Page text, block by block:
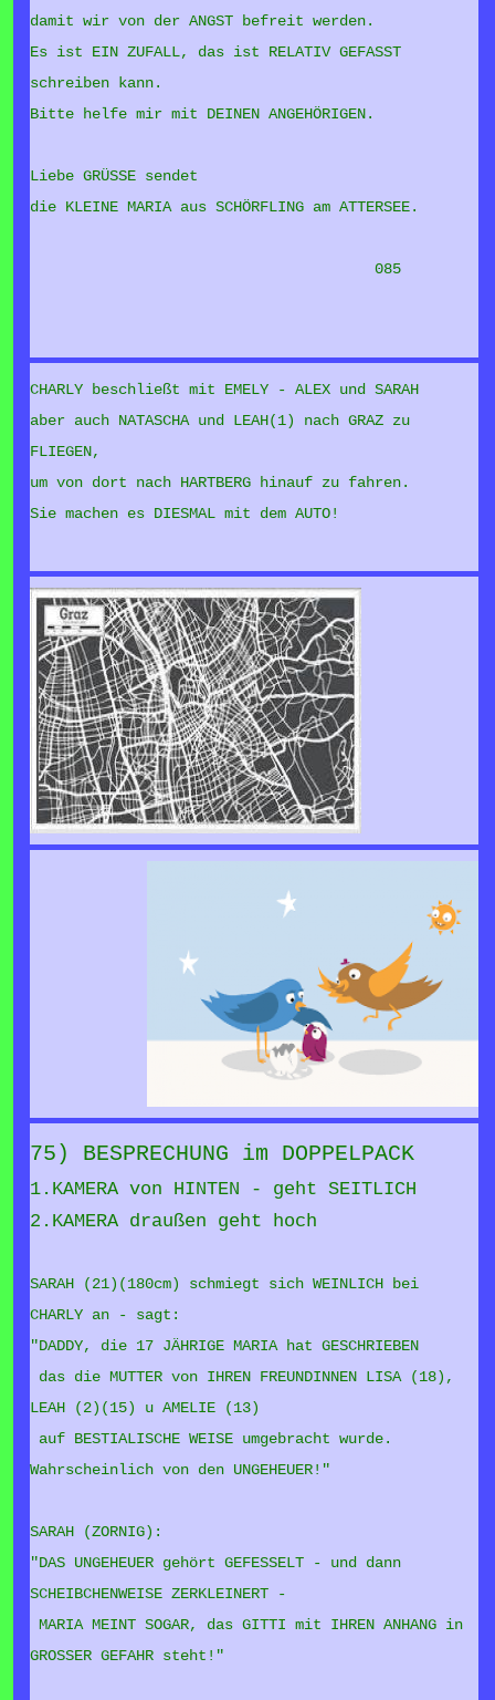
damit wir von der ANGST befreit werden.
Es ist EIN ZUFALL, das ist RELATIV GEFASST
schreiben kann.
Bitte helfe mir mit DEINEN ANGEHÖRIGEN.
Liebe GRÜSSE sendet
die KLEINE MARIA aus SCHÖRFLING am ATTERSEE.
085
CHARLY beschließt mit EMELY - ALEX und SARAH
aber auch NATASCHA und LEAH(1) nach GRAZ zu
FLIEGEN,
um von dort nach HARTBERG hinauf zu fahren.
Sie machen es DIESMAL mit dem AUTO!
75) BESPRECHUNG im DOPPELPACK
1.KAMERA von HINTEN - geht SEITLICH
2.KAMERA draußen geht hoch
SARAH (21)(180cm) schmiegt sich WEINLICH bei
CHARLY an - sagt:
"DADDY, die 17 JÄHRIGE MARIA hat GESCHRIEBEN
das die MUTTER von IHREN FREUNDINNEN LISA (18),
LEAH (2)(15) u AMELIE (13)
auf BESTIALISCHE WEISE umgebracht wurde.
Wahrscheinlich von den UNGEHEUER!"
SARAH (ZORNIG):
"DAS UNGEHEUER gehört GEFESSELT - und dann
SCHEIBCHENWEISE ZERKLEINERT -
MARIA MEINT SOGAR, das GITTI mit IHREN ANHANG in
GROSSER GEFAHR steht!"